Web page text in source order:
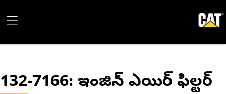
132-7166: ఇంజిన్ ఎయిర్ ఫిల్టర్